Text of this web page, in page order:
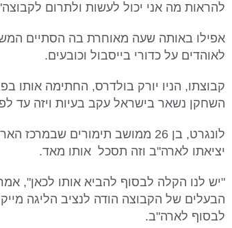
להראות מה אני יכול לעשות ולתרום
אפילו באותה שעה מאוחרת בה הסתיים
לאוהדים על כדורי בייסבול וכובעים.
קבוצתו, הניו יורק בולדרס, החתימה אותו
השחקן נשאר בישראל עקב בעיות ויזה עד
לונגרט, בן 26 ממושב תימורים
יציאתו לארה"ב וזה תסכל אותו מאד.
"יש לנו הקלה לבסוף להביא אותו לכאן",
לבסוף לארה"ב.